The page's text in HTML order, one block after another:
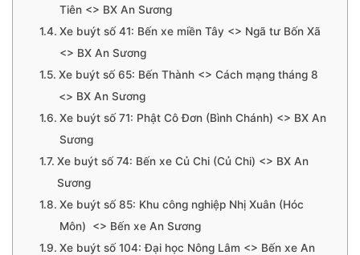
Tiên <> BX An Sương
Xe buýt số 41: Bến xe miền Tây <> Ngã tư Bốn Xã
<> BX An Sương
Xe buýt số 65: Bến Thành <> Cách mạng tháng 8
<> BX An Sương
Xe buýt số 71: Phật Cô Đơn (Bình Chánh) <> BX An
Sương
Xe buýt số 74: Bến xe Củ Chi (Củ Chi) <> BX An
Sương
Xe buýt số 85: Khu công nghiệp Nhị Xuân (Hóc
Môn) <> Bến xe An Sương
Xe buýt số 104: Đại học Nông Lâm <> Bến xe An